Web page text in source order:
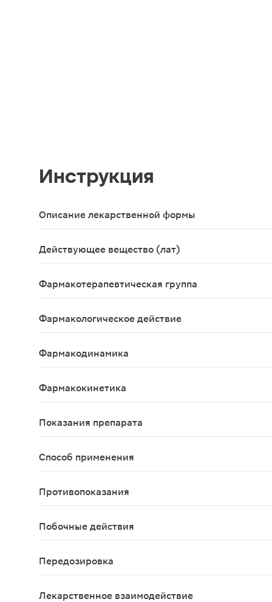
Инструкция
Описание лекарственной формы
Плоды шишко-ягоды 6-10 мм в диаметре,
Действующее вещество (лат)
Фармакотерапевтическая группа
Фармакологическое действие
Фармакодинамика
Фармакокинетика
Показания препарата
В комплексной терапии отечного синдрома
Способ применения
Противопоказания
Повышенная чувствительность к препарату;
Побочные действия
Передозировка
Лекарственное взаимодействие